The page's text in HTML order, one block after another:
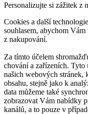
Personalizujte si zážitek z
Cookies a další
souhlasem, abychom
z nakupování.
Za tímto účelem
chování a zařízeních. Tyto
našich webových stránek,
obsahu, stejně jako k
data můžeme také
zobrazovat Vám nabídky
kanálů, a to pouze v